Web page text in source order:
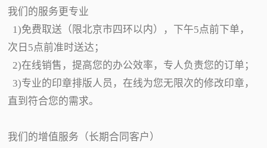
我们的服务更专业
1)免费取送（限北京市四环以内），下午5点前下单，
次日5点前准时送达；
2)在线销售，提高您的办公效率，专人负责您的订单；
3)专业的印章排版人员，在线为您无限次的修改印章，
直到符合您的需求。
我们的增值服务（长期合同客户）